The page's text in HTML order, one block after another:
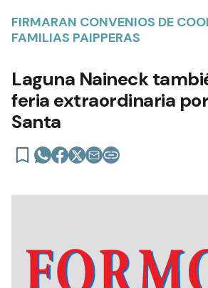
FIRMARAN CONVENIOS DE
FAMILIAS PAIPPERAS
Laguna Naineck
feria extraordinaria
Santa